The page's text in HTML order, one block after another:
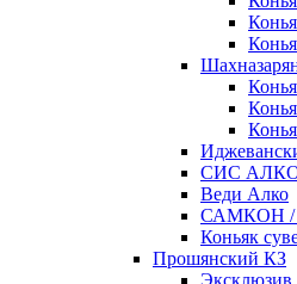
СИС
Веди Алко
САМКОН /
Коньяк
Прошянский КЗ
Эксклюзив